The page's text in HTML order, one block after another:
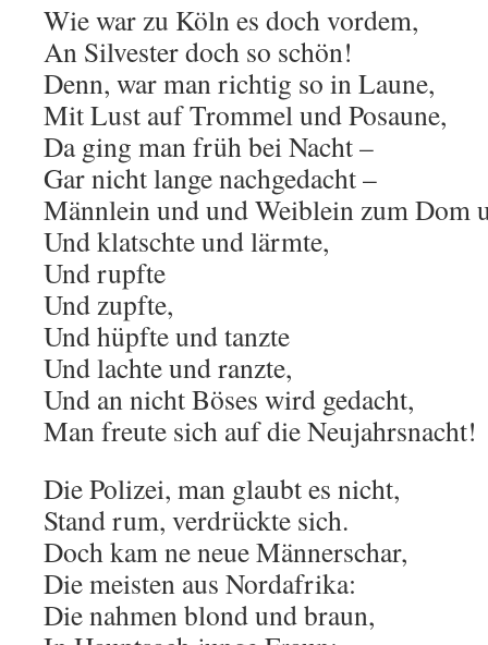
Wie war zu Köln es doch vordem,
An Silvester doch so schön!
Denn, war man richtig so in Laune,
Mit Lust auf Trommel und Posaune,
Da ging man früh bei Nacht –
Gar nicht lange nachgedacht –
Männlein und und Weiblein zum Dom
Und klatschte und lärmte,
Und rupfte
Und zupfte,
Und hüpfte und tanzte
Und lachte und ranzte,
Und an nicht Böses wird gedacht,
Man freute sich auf die Neujahrsnacht!
Die Polizei, man glaubt es nicht,
Stand rum, verdrückte sich.
Doch kam ne neue Männerschar,
Die meisten aus Nordafrika:
Die nahmen blond und braun,